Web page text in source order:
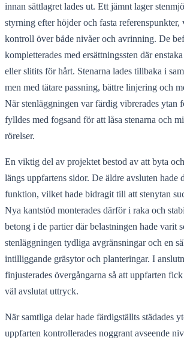
innan sättlagret lades ut. Ett jämnt lager
styrning efter höjder och fasta referenspunkter,
kontroll över både nivåer och avrinning. De
kompletterades med ersättningssten där
eller slitits för hårt. Stenarna lades tillbaka i
men med tätare passning, bättre linjering och
När stenläggningen var färdig vibrerades ytan
fylldes med fogsand för att låsa stenarna och
rörelser.
En viktig del av projektet bestod av att byta
längs uppfartens sidor. De äldre avsluten hade
funktion, vilket hade bidragit till att stenytan
Nya kantstöd monterades därför i raka och
betong i de partier där belastningen hade varit
stenläggningen tydliga avgränsningar och en
intilliggande gräsytor och planteringar. I
finjusterades övergångarna så att uppfarten
väl avslutat uttryck.
När samtliga delar hade färdigställts städades
uppfarten kontrollerades noggrant avseende